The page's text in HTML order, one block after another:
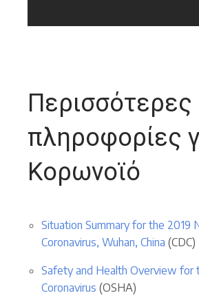
Περισσότερες
πληροφορίες
Κορωνοϊό
Situation Summary for the 2019
Coronavirus, Wuhan, China (CDC)
Safety and Health Overview for
Coronavirus (OSHA)